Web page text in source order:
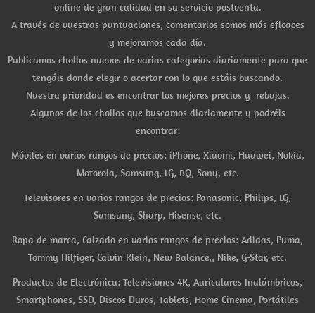
online de gran calidad en su servicio postventa.
A través de vuestras puntuaciones, comentarios somos más eficaces
y mejoramos cada día.
Publicamos chollos nuevos de varias categorías diariamente para que
tengáis donde elegir o acertar con lo que estáis buscando.
Nuestra prioridad es encontrar los mejores precios y rebajas.
Algunos de los chollos que buscamos diariamente y podréis
encontrar:
Móviles en varios rangos de precios: iPhone, Xiaomi, Huawei, Nokia,
Motorola, Samsung, LG, BQ, Sony, etc.
Televisores en varios rangos de precios: Panasonic, Philips, LG,
Samsung, Sharp, Hisense, etc.
Ropa de marca, Calzado en varios rangos de precios: Adidas, Puma,
Tommy Hilfiger, Calvin Klein, New Balance,, Nike, G-Star, etc.
Productos de Electrónica: Televisiones 4K, Auriculares Inalámbricos,
Smartphones, SSD, Discos Duros, Tablets, Home Cinema, Portátiles